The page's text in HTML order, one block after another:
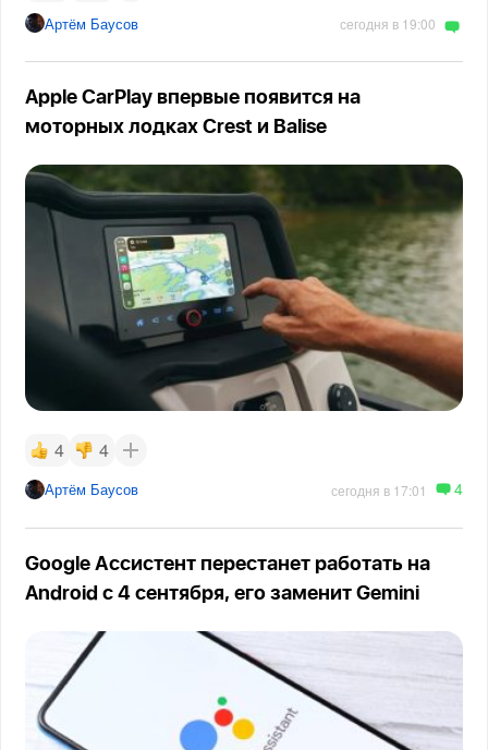
Артём Баусов сегодня в 19:00
Apple CarPlay впервые появится на
моторных лодках Crest и Balise
4 4
Артём Баусов сегодня в 17:01 4
Google Ассистент перестанет работать на
Android с 4 сентября, его заменит Gemini